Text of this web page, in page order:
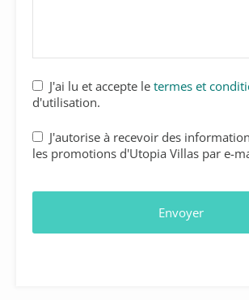
J'ai lu et accepte le termes et
d'utilisation.
J'autorise à recevoir des
les promotions d'Utopia Villas par e-
Envoyer